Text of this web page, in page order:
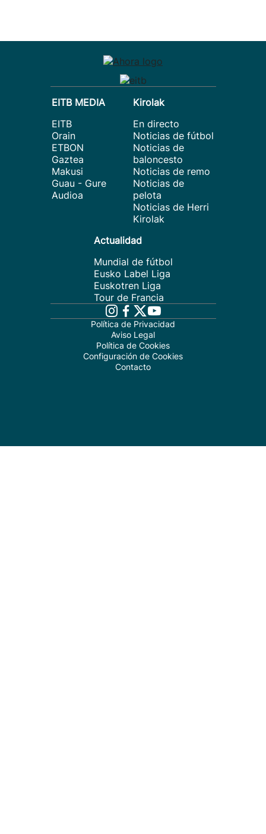
EITB MEDIA
EITB
Orain
ETBON
Gaztea
Makusi
Guau - Gure
Audioa
Kirolak
En directo
Noticias de fútbol
Noticias de
baloncesto
Noticias de remo
Noticias de
pelota
Noticias de Herri
Kirolak
Actualidad
Mundial de fútbol
Eusko Label Liga
Euskotren Liga
Tour de Francia
Política de Privacidad
Aviso Legal
Política de Cookies
Configuración de Cookies
Contacto